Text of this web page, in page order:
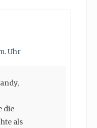
Uhr
die
als